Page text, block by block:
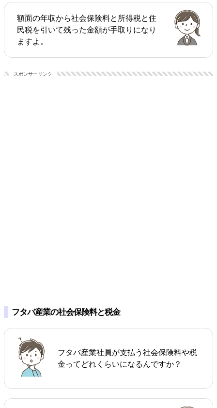
額面の年収から社会保険料と所得税と住
民税を引いて残った金額が手取りになり
ますよ。
スポンサーリンク
フタバ産業の社会保険料と税金
フタバ産業社員が支払う社会保険料や税
金ってどれくらいになるんですか？